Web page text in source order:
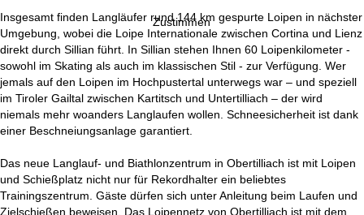
Zustimmen
s
e
i
t
e
Insgesamt finden Langläufer rund 144 km gespurte Loipen in nächster
Umgebung, wobei die Loipe Internationale zwischen Cortina und Lienz
direkt durch Sillian führt. In Sillian stehen Ihnen 60 Loipenkilometer -
sowohl im Skating als auch im klassischen Stil - zur Verfügung. Wer
jemals auf den Loipen im Hochpustertal unterwegs war – und speziell
im Tiroler Gailtal zwischen Kartitsch und Untertilliach – der wird
niemals mehr woanders Langlaufen wollen. Schneesicherheit ist dank
einer Beschneiungsanlage garantiert.
Das neue Langlauf- und Biathlonzentrum in Obertilliach ist mit Loipen
und Schießplatz nicht nur für Rekordhalter ein beliebtes
Trainingszentrum. Gäste dürfen sich unter Anleitung beim Laufen und
Zielschießen beweisen. Das Loipennetz von Obertilliach ist mit dem